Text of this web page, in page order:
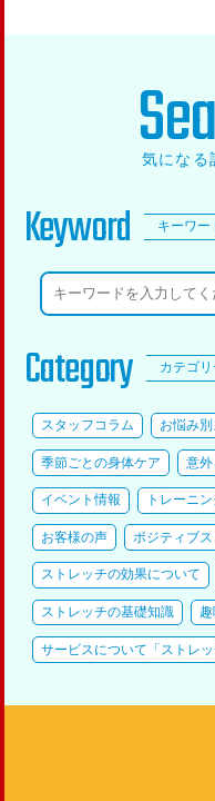
気になる
Keyword キーワー
Category カテゴ
スタッフコラム お悩み
季節ごとの身体ケア 意
イベント情報 トレーニ
お客様の声 ポジティブ
ストレッチの効果について
ストレッチの基礎知識
サービスについて「ストレッ